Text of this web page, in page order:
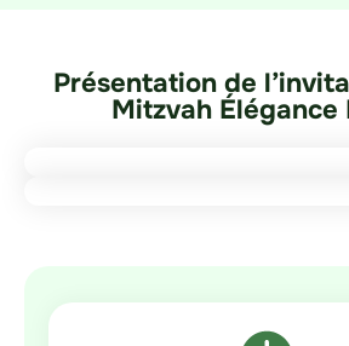
Présentation de
Mitzvah Élégance